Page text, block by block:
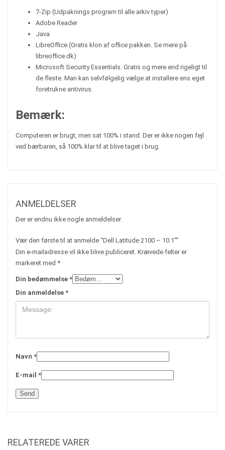
7-Zip (Udpaknings program til alle arkiv typer)
Adobe Reader
Java
LibreOffice (Gratis klon af office pakken. Se mere på
libreoffice.dk)
Microsoft Security Essentials. Gratis og mere end rigeligt til
de fleste. Man kan selvfølgelig vælge at installere ens eget
foretrukne antivirus.
Bemærk:
Computeren er brugt, men sat 100% i stand. Der er ikke nogen fejl
ved bærbaren, så 100% klar til at blive taget i brug.
ANMELDELSER
Der er endnu ikke nogle anmeldelser.
Vær den første til at anmelde “Dell Latitude 2100 – 10.1″”
Din e-mailadresse vil ikke blive publiceret. Krævede felter er
markeret med *
Din bedømmelse *
Din anmeldelse *
Navn *
E-mail *
RELATEREDE VARER